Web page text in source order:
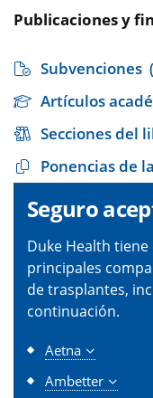
Publicaciones y
Subvenciones
Artículos
Secciones del
Ponencias de
Seguro
Duke Health
principales
de trasplantes,
continuación.
Aetna
Ambetter